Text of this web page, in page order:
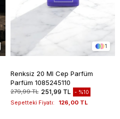
1
Renksiz 20 Ml Cep Parfüm
Parfüm 1085245110
279,99 TL 251,99 TL %10
Sepetteki Fiyatı: 126,00 TL